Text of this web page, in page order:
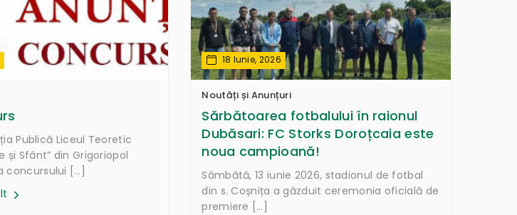
Publică Liceul Teoretic
și Sfânt” din Grigoriopol
concursului […]
18 Iunie, 2026
Noutăți și Anunțuri
Sărbătoarea fotbalului în raionul
Dubăsari: FC Storks Doroțcaia este
noua campioană!
Sâmbătă, 13 iunie 2026, stadionul de fotbal
din s. Coșnița a găzduit ceremonia oficială de
premiere […]